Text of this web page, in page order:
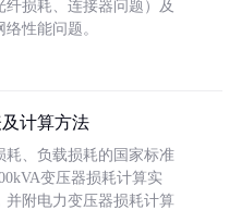
损耗、连接器问题）及
性能问题。
计算方法
耗、负载损耗的国家标准
变压器损耗计算实
并附电力变压器损耗计算